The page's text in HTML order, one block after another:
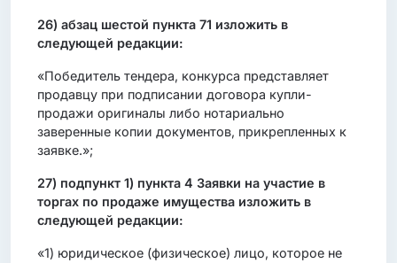
26) абзац шестой пункта 71 изложить в
следующей редакции:
«Победитель тендера, конкурса представляет
продавцу при подписании договора купли-
продажи оригиналы либо нотариально
заверенные копии документов, прикрепленных к
заявке.»;
27) подпункт 1) пункта 4 Заявки на участие в
торгах по продаже имущества изложить в
следующей редакции:
«1) юридическое (физическое) лицо, которое не